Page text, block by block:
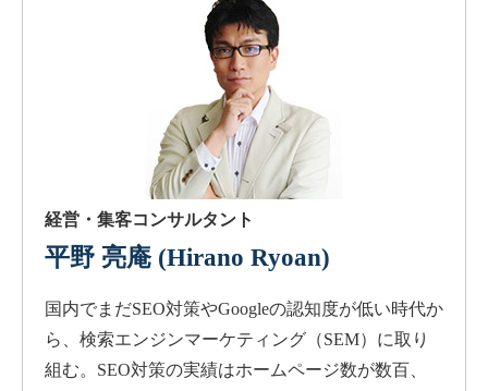
経営・集客コンサルタント
平野 亮庵(Hirano Ryoan)
国内でまだSEO対策やGoogleの認知度が低い時代か
ら、検索エンジンマーケティング（SEM）に取り
組む。SEO対策の実績はホームページ数が数百、